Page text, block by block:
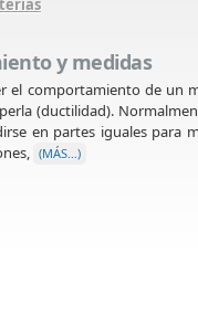
y medidas
el comportamiento de
(ductilidad).
en partes iguales para
(MÁS…)